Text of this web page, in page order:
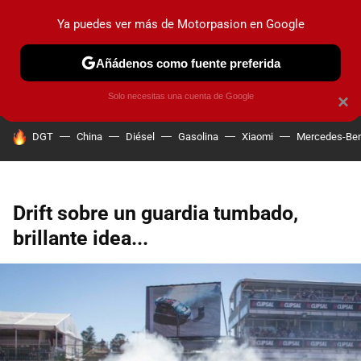
PRUEBAS COCHES ELÉCTRICOS OBSERVATORIO
HOY SE HABLA DE
DGT China Diésel Gasolina Xiaomi Mercedes-
Drift sobre un guardia tumbado,
brillante idea...
×
Ya puedes ver más de Motorpasion en Google
Añádenos como fuente preferida
Solo necesitas una cuenta de Google